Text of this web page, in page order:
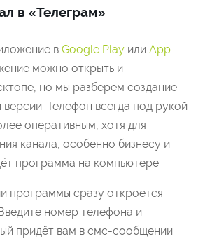
в «Телеграм»
в Google Play или App
можно открыть и
но мы разберём создание
Телефон всегда под рукой
оперативным, хотя для
канала, особенно бизнесу и
программа на компьютере.
программы сразу откроется
номер телефона и
придёт вам в смс-сообщении.